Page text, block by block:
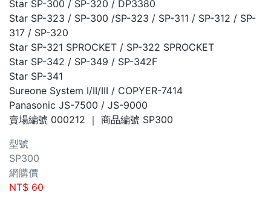
Star SP-300 / SP-320 / DP3380
Star SP-323 / SP-300 /SP-323 / SP-311 / SP-312 / SP-
317 / SP-320
Star SP-321 SPROCKET / SP-322 SPROCKET
Star SP-342 / SP-349 / SP-342F
Star SP-341
Sureone System I/II/III / COPYER-7414
Panasonic JS-7500 / JS-9000
賣場編號 000212 ｜ 商品編號 SP300
型號
SP300
網購價
NT$ 60